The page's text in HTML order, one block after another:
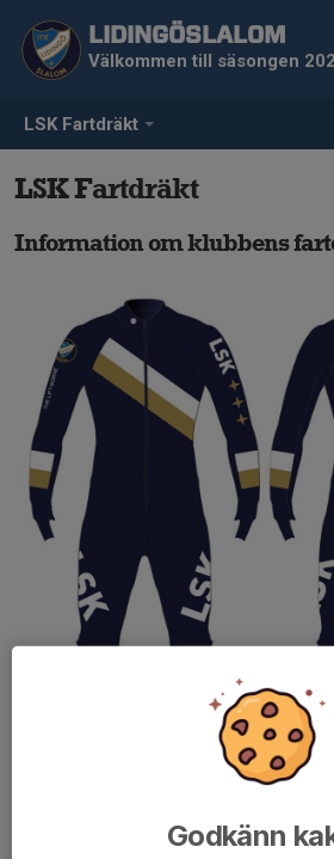
LSK Fartdräkt
LIDINGÖSLALOM
Välkommen till säsongen
LSK Fartdräkt
Information om klubbens
Godkänn